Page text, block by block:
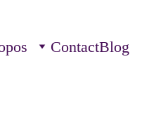
ContactBlog